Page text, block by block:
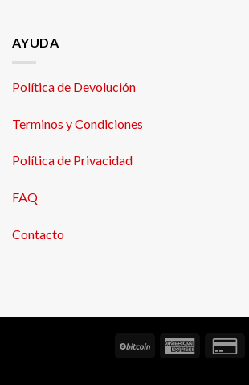
AYUDA
Política de Devolución
Terminos y Condiciones
Política de Privacidad
FAQ
Contacto